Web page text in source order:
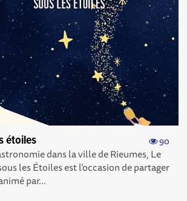
90
étoiles
dans la ville de Rieumes, Le
les Étoiles est l’occasion de partager
par...